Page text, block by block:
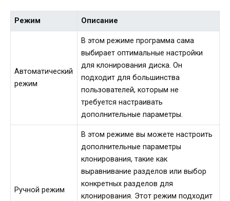
Режим Описание
Автоматический
режим
В этом режиме программа сама
выбирает оптимальные настройки
для клонирования диска. Он
подходит для большинства
пользователей, которым не
требуется настраивать
дополнительные параметры.
Ручной режим
В этом режиме вы можете настроить
дополнительные параметры
клонирования, такие как
выравнивание разделов или выбор
конкретных разделов для
клонирования. Этот режим подходит